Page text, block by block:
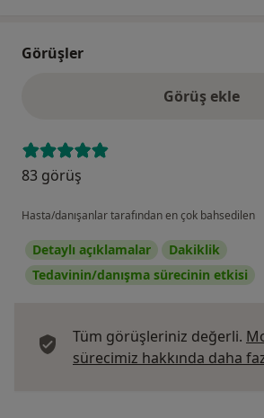
Görüşler
Görüş ekle
83 görüş
Hasta/danışanlar tarafından en çok bahsedilen
Detaylı açıklamalar
Dakiklik
Tedavinin/danışma sürecinin etkisi
Tüm görüşleriniz değerli.
sürecimiz hakkında daha